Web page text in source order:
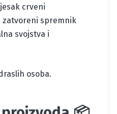
crveni
zatvoreni spremnik
svojstva i
osoba.